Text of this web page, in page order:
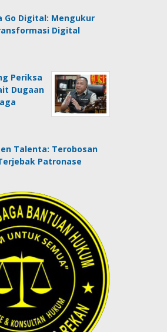
Go Digital: Mengukur
Digital
Periksa
Dugaan
Talenta: Terobosan
Patronase